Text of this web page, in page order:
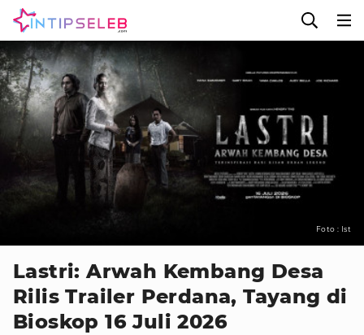
Foto : Ist
Lastri: Arwah Kembang Desa
Rilis Trailer Perdana, Tayang di
Bioskop 16 Juli 2026